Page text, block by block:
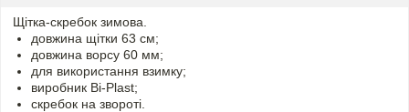
Щітка-скребок зимова.
довжина щітки 63 см;
довжина ворсу 60 мм;
для використання взимку;
виробник Bi-Plast;
скребок на звороті.